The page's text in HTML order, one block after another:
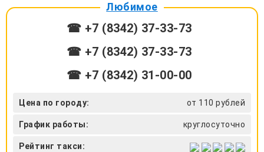
Любимое
☎ +7 (8342) 37-33-73
☎ +7 (8342) 37-33-73
☎ +7 (8342) 31-00-00
Цена по городу: от 110 рублей
График работы: круглосуточно
Рейтинг такси: